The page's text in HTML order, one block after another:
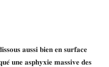
𝐚𝐮𝐬𝐬𝐢 𝐛𝐢𝐞𝐧 𝐞𝐧 𝐬𝐮𝐫𝐟𝐚𝐜𝐞
𝐮𝐧𝐞 𝐚𝐬𝐩𝐡𝐲𝐱𝐢𝐞 𝐦𝐚𝐬𝐬𝐢𝐯𝐞 𝐝𝐞𝐬